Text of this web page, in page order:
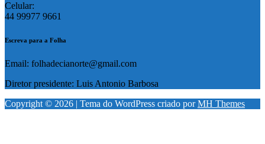
Celular:
44 99977 9661
Escreva para a Folha
Email: folhadecianorte@gmail.com
Diretor presidente: Luis Antonio Barbosa
Copyright © 2026 | Tema do WordPress criado porMH Themes